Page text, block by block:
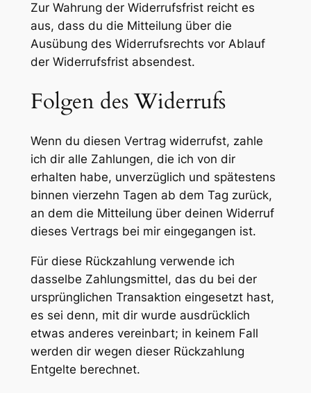
Zur Wahrung der Widerrufsfrist reicht es
aus, dass du die Mitteilung über die
Ausübung des Widerrufsrechts vor Ablauf
der Widerrufsfrist absendest.
Folgen des Widerrufs
Wenn du diesen Vertrag widerrufst, zahle
ich dir alle Zahlungen, die ich von dir
erhalten habe, unverzüglich und spätestens
binnen vierzehn Tagen ab dem Tag zurück,
an dem die Mitteilung über deinen Widerruf
dieses Vertrags bei mir eingegangen ist.
Für diese Rückzahlung verwende ich
dasselbe Zahlungsmittel, das du bei der
ursprünglichen Transaktion eingesetzt hast,
es sei denn, mit dir wurde ausdrücklich
etwas anderes vereinbart; in keinem Fall
werden dir wegen dieser Rückzahlung
Entgelte berechnet.